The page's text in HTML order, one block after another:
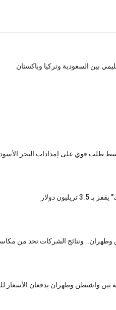
بين السعودية وتركيا وباكستان
دولار
وطهران.. ونتائج الشركات تحد من
بين واشنطن وطهران يدفعان الأسعار